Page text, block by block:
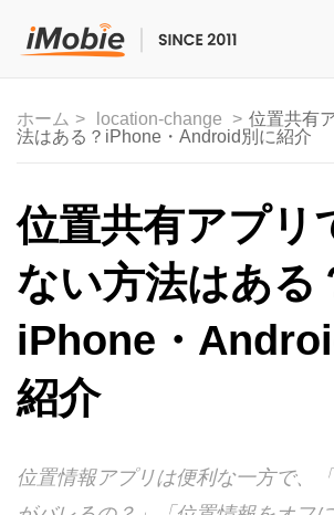
マルチメディア
便利ツール
ソリューション
ストア
ダウンロード
サポート
ホーム location-change
位置共有
法はある？iPhone・Android別に紹介
位置共有アプリ
ない方法はある
iPhone・
紹介
位置情報アプリは便利な一方で、